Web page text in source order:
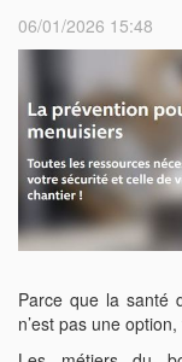
06/01/2026 15:48
Parce que la santé
n’est pas une